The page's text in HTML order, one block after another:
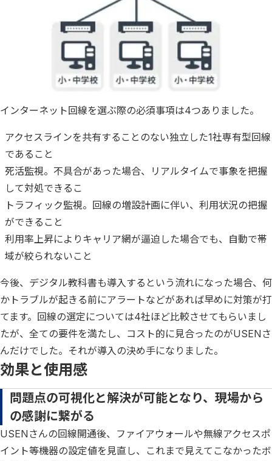
インターネット回線を選ぶ際の必須事項は4つありました。
アクセスラインを共有することのない独立した1社専有型回線
であること
死活監視。不具合があった場合、リアルタイムで事象を把握
して対処できるこ
トラフィック監視。回線の増設計画に伴い、利用状況の把握
ができること
利用率上昇によりキャリア網が逼迫した場合でも、自動で帯
域が絞られないこと
今後、デジタル教科書も導入するという流れになった場合、何
かトラブルが起きる前にアラートなどがあれば早めに対策が打
てます。回線の選定については4社ほど比較させてもらいまし
たが、全ての要件を満たし、コスト的に見合ったのがUSENさ
んだけでした。それが導入の決め手になりました。
効果と使用感
問題点の可視化と解決が可能となり、現場から
の感謝に繋がる
USENさんの回線開通後、ファイアウォールや無線アクセスポ
イント等機器の設定値を見直し、これまで見えてこなかったボ